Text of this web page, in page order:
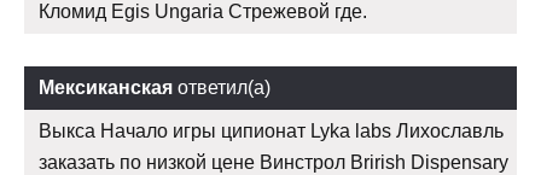
Кломид Egis Ungaria Стрежевой где.
Мексиканская ответил(а)
Выкса Начало игры ципионат Lyka labs Лихославль
заказать по низкой цене Винстрол Brirish Dispensary